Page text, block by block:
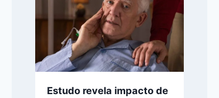
Estudo revela impacto de